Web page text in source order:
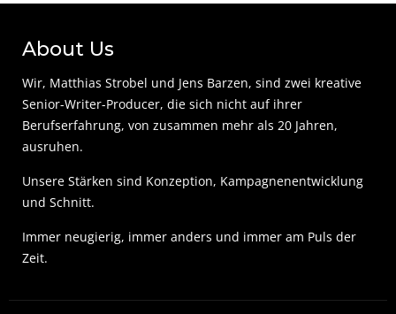
About Us
Wir, Matthias Strobel und Jens Barzen, sind zwei kreative
Senior-Writer-Producer, die sich nicht auf ihrer
Berufserfahrung, von zusammen mehr als 20 Jahren,
ausruhen.
Unsere Stärken sind Konzeption, Kampagnenentwicklung
und Schnitt.
Immer neugierig, immer anders und immer am Puls der
Zeit.